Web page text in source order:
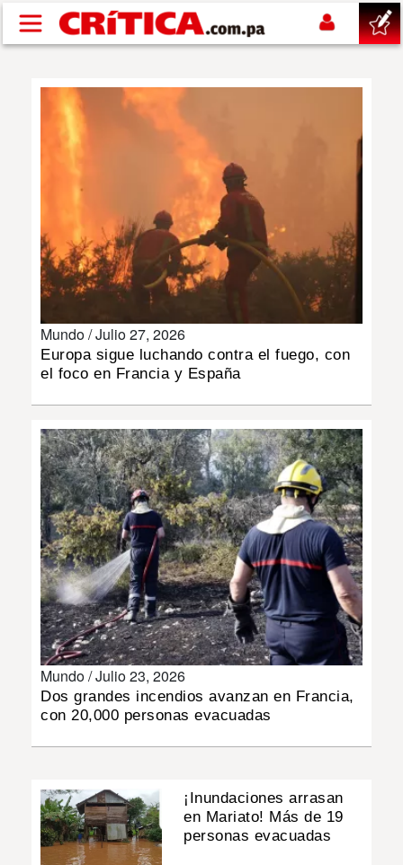
Pasar al contenido principal
POLÍTICA
SHOW
DEPORTES
INSÓLITAS
MULTIMEDIA
IMPRESO
Mundo /Julio 27, 2026
Europa sigue luchando contra el fuego, con
el foco en Francia y España
Mundo /Julio 23, 2026
Dos grandes incendios avanzan en Francia,
con 20,000 personas evacuadas
¡Inundaciones arrasan
en Mariato! Más de 19
personas evacuadas